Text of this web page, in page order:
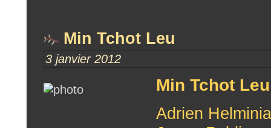
Min Tchot Leu
3 janvier 2012
Min Tchot Leu
Adrien